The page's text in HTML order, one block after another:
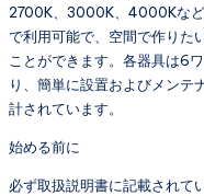
2700K、3000K、4000Kな
で利用可能で、空間で作りた
ことができます。各器具は6
り、簡単に設置およびメンテ
計されています。
始める前に
必ず取扱説明書に記載されて